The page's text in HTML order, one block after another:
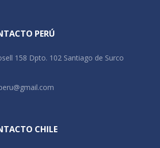
PERÚ
158 Dpto. 102 Santiago de Surco
CHILE